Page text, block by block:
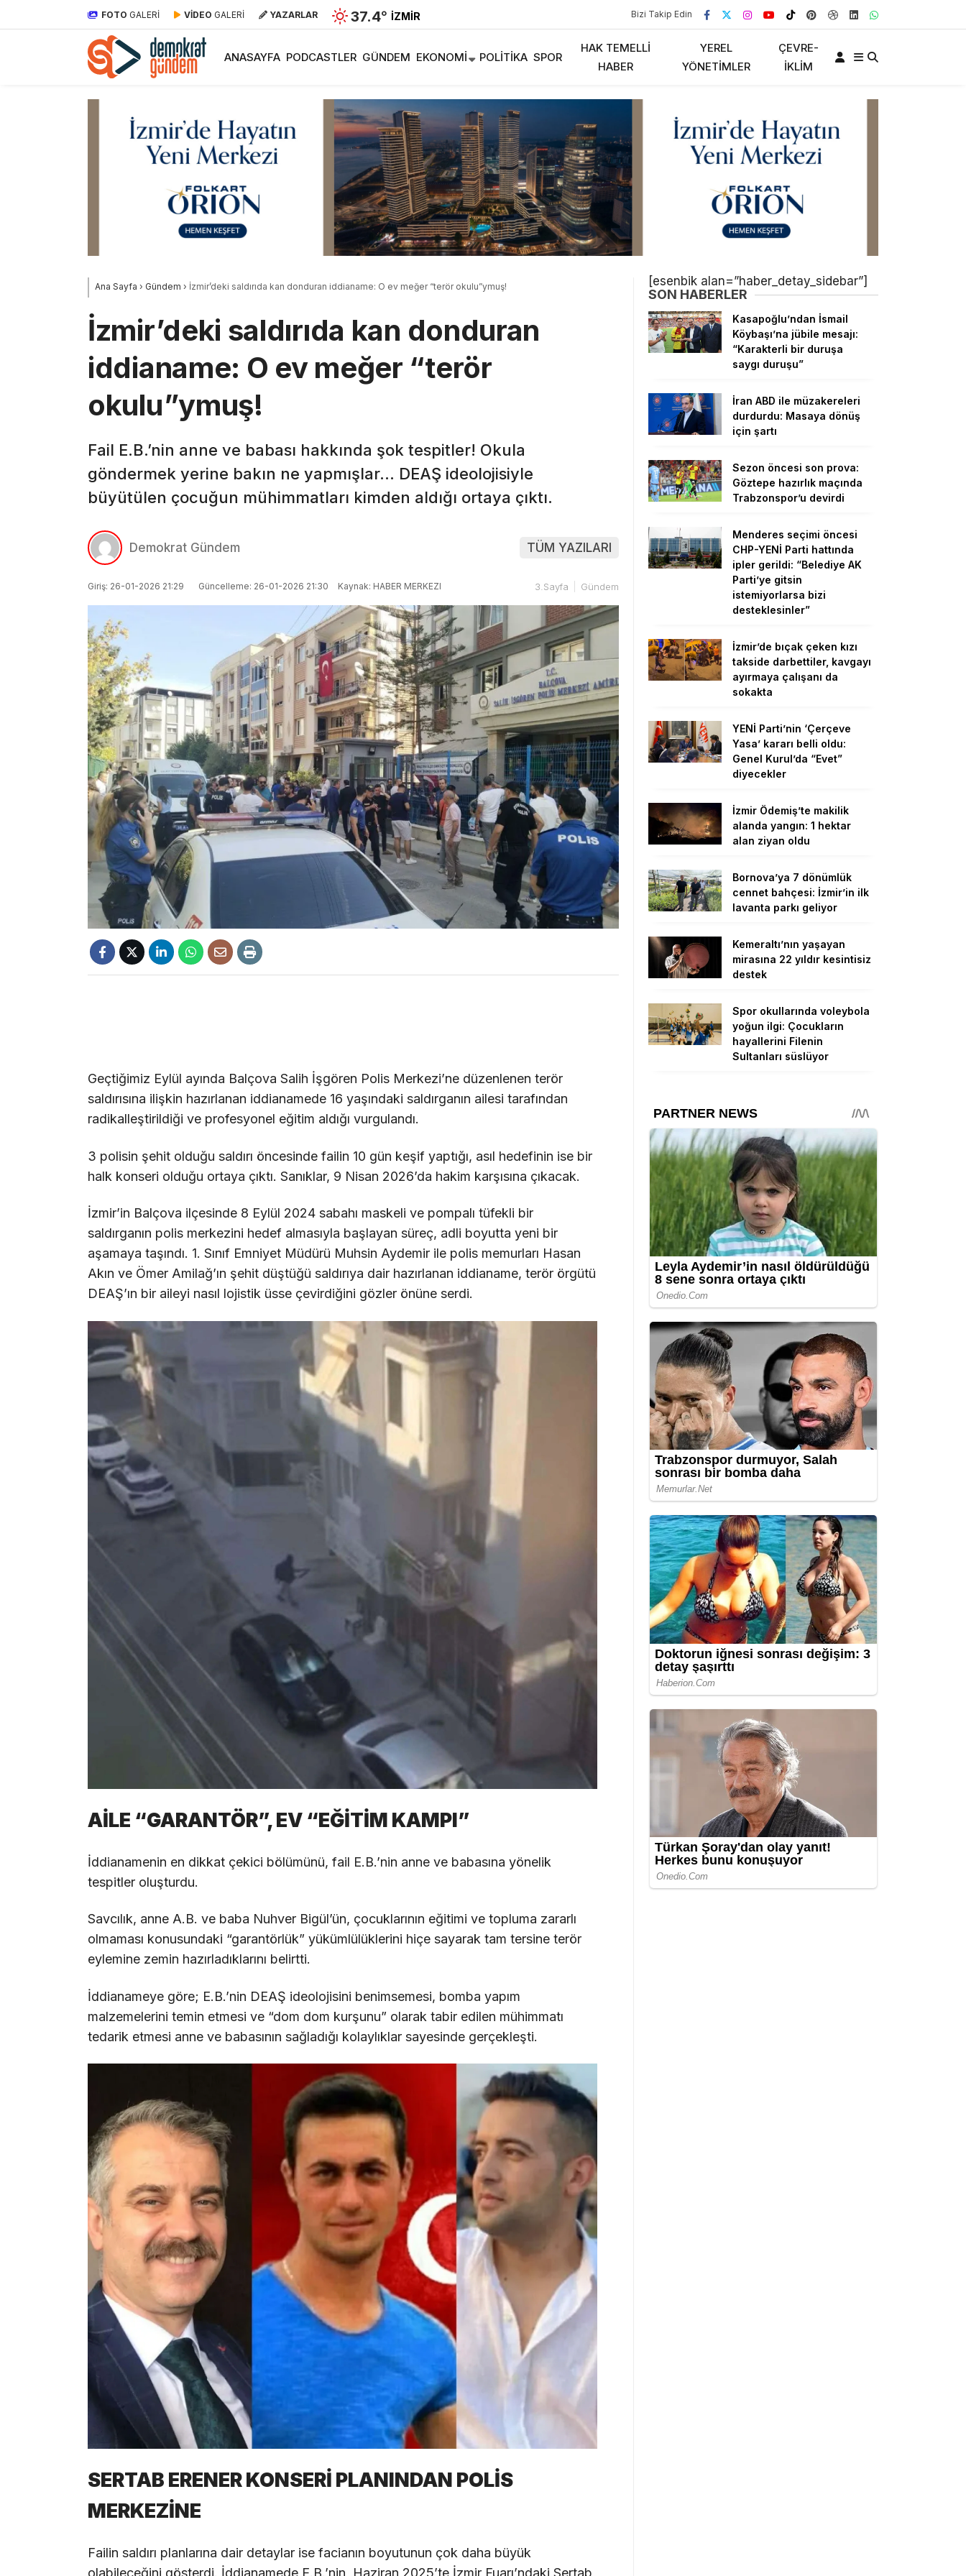
FOTO GALERİ VİDEO GALERİ YAZARLAR 37.4° İZMIR Bizi Takip Edin
ANASAYFA PODCASTLER GÜNDEM EKONOMI POLITIKA SPOR
HAK TEMELLI
HABER
YEREL
YÖNETIMLER
ÇEVRE-
İKLIM
Ana Sayfa › Gündem › İzmir’deki saldırıda kan donduran iddianame: O ev meğer “terör okulu”ymuş!
İzmir’deki saldırıda kan donduran
iddianame: O ev meğer “terör
okulu”ymuş!
Fail E.B.’nin anne ve babası hakkında şok tespitler! Okula
göndermek yerine bakın ne yapmışlar… DEAŞ ideolojisiyle
büyütülen çocuğun mühimmatları kimden aldığı ortaya çıktı.
Demokrat Gündem TÜM YAZILARI
Giriş: 26-01-2026 21:29 Güncelleme: 26-01-2026 21:30 Kaynak: HABER MERKEZI 3.Sayfa Gündem
Geçtiğimiz Eylül ayında Balçova Salih İşgören Polis Merkezi’ne düzenlenen terör
saldırısına ilişkin hazırlanan iddianamede 16 yaşındaki saldırganın ailesi tarafından
radikalleştirildiği ve profesyonel eğitim aldığı vurgulandı.
3 polisin şehit olduğu saldırı öncesinde failin 10 gün keşif yaptığı, asıl hedefinin ise bir
halk konseri olduğu ortaya çıktı. Sanıklar, 9 Nisan 2026’da hakim karşısına çıkacak.
İzmir’in Balçova ilçesinde 8 Eylül 2024 sabahı maskeli ve pompalı tüfekli bir
saldırganın polis merkezini hedef almasıyla başlayan süreç, adli boyutta yeni bir
aşamaya taşındı. 1. Sınıf Emniyet Müdürü Muhsin Aydemir ile polis memurları Hasan
Akın ve Ömer Amilağ’ın şehit düştüğü saldırıya dair hazırlanan iddianame, terör örgütü
DEAŞ’ın bir aileyi nasıl lojistik üsse çevirdiğini gözler önüne serdi.
AİLE “GARANTÖR”, EV “EĞİTİM KAMPI”
İddianamenin en dikkat çekici bölümünü, fail E.B.’nin anne ve babasına yönelik
tespitler oluşturdu.
Savcılık, anne A.B. ve baba Nuhver Bigül’ün, çocuklarının eğitimi ve topluma zararlı
olmaması konusundaki “garantörlük” yükümlülüklerini hiçe sayarak tam tersine terör
eylemine zemin hazırladıklarını belirtti.
İddianameye göre; E.B.’nin DEAŞ ideolojisini benimsemesi, bomba yapım
malzemelerini temin etmesi ve “dom dom kurşunu” olarak tabir edilen mühimmatı
tedarik etmesi anne ve babasının sağladığı kolaylıklar sayesinde gerçekleşti.
SERTAB ERENER KONSERİ PLANINDAN POLİS
MERKEZİNE
Failin saldırı planlarına dair detaylar ise facianın boyutunun çok daha büyük
olabileceğini gösterdi. İddianamede E.B.’nin, Haziran 2025’te İzmir Fuarı’ndaki Sertab
[esenbik alan=”haber_detay_sidebar”]
SON HABERLER
Kasapoğlu’ndan İsmail
Köybaşı’na jübile mesajı:
“Karakterli bir duruşa
saygı duruşu”
İran ABD ile müzakereleri
durdurdu: Masaya dönüş
için şartı
Sezon öncesi son prova:
Göztepe hazırlık maçında
Trabzonspor’u devirdi
Menderes seçimi öncesi
CHP-YENİ Parti hattında
ipler gerildi: “Belediye AK
Parti’ye gitsin
istemiyorlarsa bizi
desteklesinler”
İzmir’de bıçak çeken kızı
takside darbettiler, kavgayı
ayırmaya çalışanı da
sokakta
YENİ Parti’nin ‘Çerçeve
Yasa’ kararı belli oldu:
Genel Kurul’da “Evet”
diyecekler
İzmir Ödemiş’te makilik
alanda yangın: 1 hektar
alan ziyan oldu
Bornova’ya 7 dönümlük
cennet bahçesi: İzmir’in ilk
lavanta parkı geliyor
Kemeraltı’nın yaşayan
mirasına 22 yıldır kesintisiz
destek
Spor okullarında voleybola
yoğun ilgi: Çocukların
hayallerini Filenin
Sultanları süslüyor